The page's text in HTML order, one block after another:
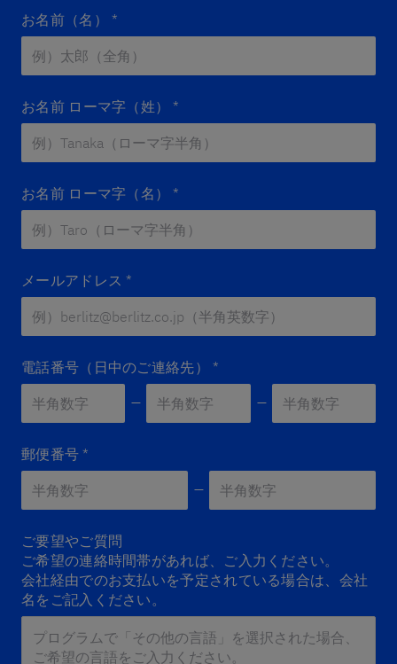
お名前（名） *
お名前 ローマ字（姓） *
お名前 ローマ字（名） *
メールアドレス *
電話番号（日中のご連絡先） *
郵便番号 *
Zip 2
ご要望やご質問
ご希望の連絡時間帯があれば、ご入力ください。
会社経由でのお支払いを予定されている場合は、会社
名をご記入ください。